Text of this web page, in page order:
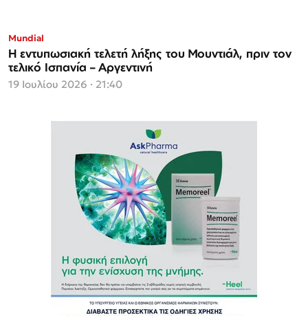
Mundial
Η εντυπωσιακή τελετή λήξης του Μουντιάλ, πριν τον
τελικό Ισπανία – Αργεντινή
19 Ιουλίου 2026 · 21:40